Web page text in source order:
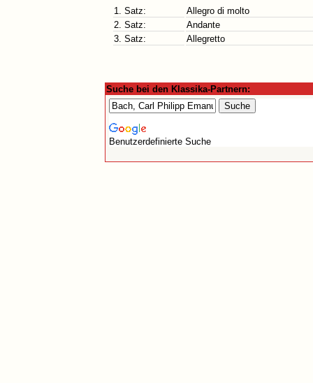
1. Satz:
Allegro di molto
2. Satz:
Andante
3. Satz:
Allegretto
Suche bei den Klassika-Partnern:
Benutzerdefinierte Suche